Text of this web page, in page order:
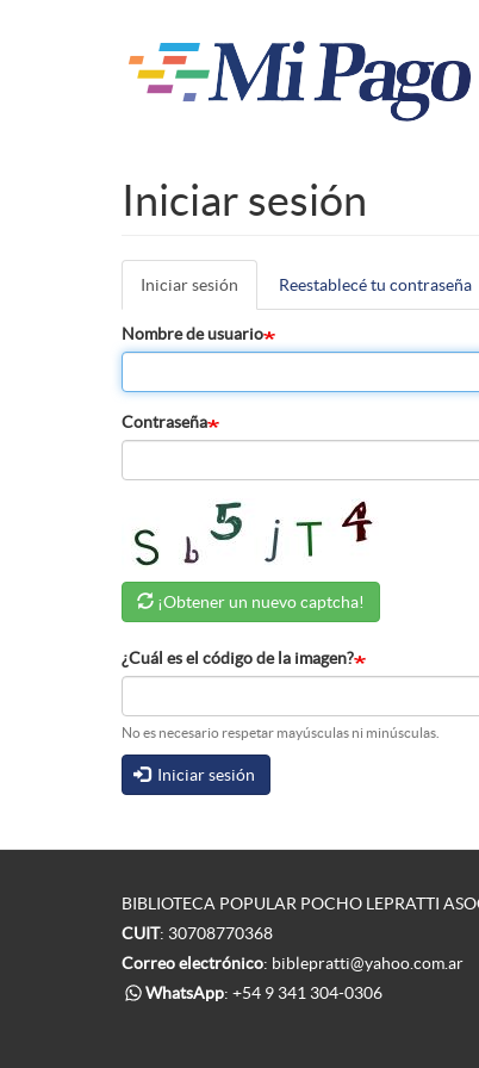
Iniciar sesión
Solapas
principales
Iniciar sesión (solapa
activa)
Reestablecé tu contraseña
Nombre de usuario
Contraseña
¡Obtener un nuevo captcha!
¿Cuál es el código de la imagen?
No es necesario respetar mayúsculas ni minúsculas.
Iniciar sesión
BIBLIOTECA POPULAR POCHO LEPRATTI
CUIT: 30708770368
Correo electrónico: biblepratti@yahoo.com.ar
WhatsApp: +54 9 341 304-0306